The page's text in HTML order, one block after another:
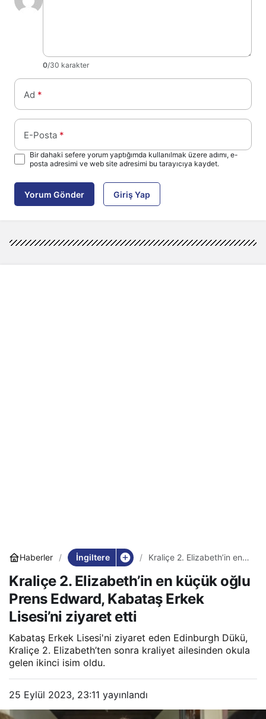
0/30 karakter
Ad *
E-Posta *
Bir dahaki sefere yorum yaptığımda kullanılmak üzere adımı, e-
posta adresimi ve web site adresimi bu tarayıcıya kaydet.
Yorum Gönder Giriş Yap
Haberler İngiltere
Kraliçe 2. Elizabeth’in en
Kabataş Erkek Lisesi’ni
ziyaret etti
Kraliçe 2. Elizabeth’in en küçük oğlu
Prens Edward, Kabataş Erkek
Lisesi’ni ziyaret etti
Kabataş Erkek Lisesi'ni ziyaret eden Edinburgh Dükü,
Kraliçe 2. Elizabeth’ten sonra kraliyet ailesinden okula
gelen ikinci isim oldu.
25 Eylül 2023, 23:11 yayınlandı